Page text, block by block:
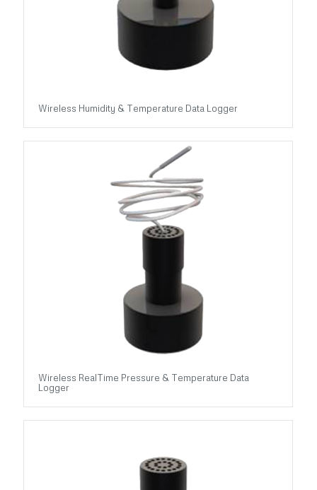
Wireless Humidity & Temperature Data Logger
Wireless RealTime Pressure & Temperature Data
Logger